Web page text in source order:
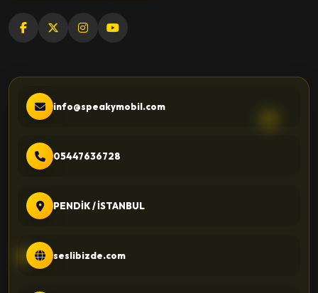
info@speakymobil.com
05447636728
PENDİK / İSTANBUL
seslibizde.com